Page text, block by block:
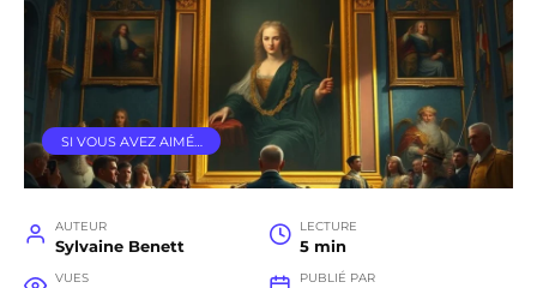
SI VOUS AVEZ AIMÉ…
AUTEUR
Sylvaine Benett
LECTURE
5 min
VUES PUBLIÉ PAR